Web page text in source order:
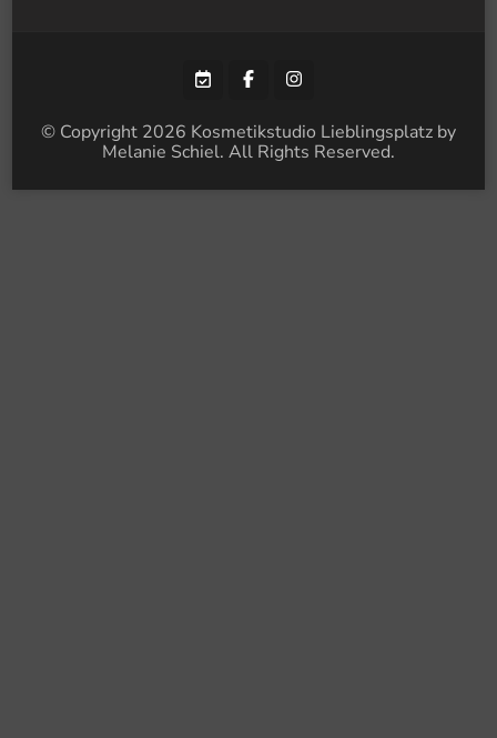
© Copyright 2026 Kosmetikstudio Lieblingsplatz by
Melanie Schiel. All Rights Reserved.